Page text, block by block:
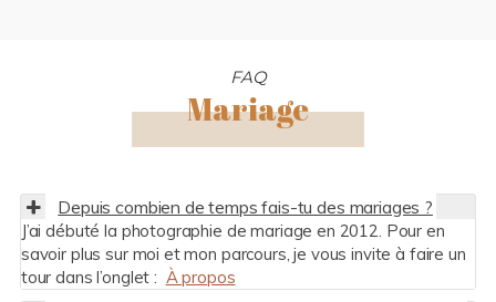
FAQ
Mariage
Depuis combien de temps fais-tu des mariages ?
J’ai débuté la photographie de mariage en 2012. Pour en
savoir plus sur moi et mon parcours, je vous invite à faire un
tour dans l’onglet : À propos